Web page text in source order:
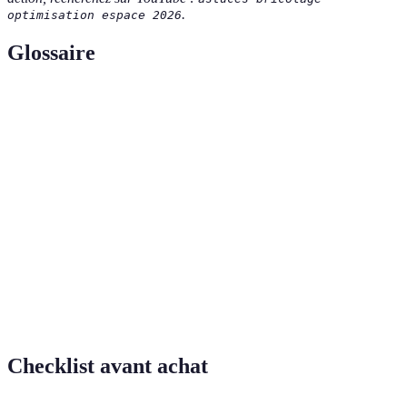
optimisation espace 2026.
Glossaire
Checklist avant achat